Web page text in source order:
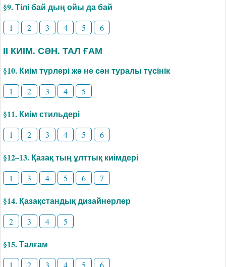
§9. Тілі бай дың ойы да бай
1 2 3 4 5 6
ІІ КИІМ. СӘН. ТАЛ ҒАМ
§10. Киім түрлері жә не сән туралы түсінік
1 2 3 4 5
§11. Киім стильдері
1 2 3 4 5 6
§12–13. Қазақ тың ұлттық киімдері
1 3 4 5 6 7
§14. Қазақстандық дизайнерлер
2 3 4 5
§15. Талғам
1 2 3 4 5 6